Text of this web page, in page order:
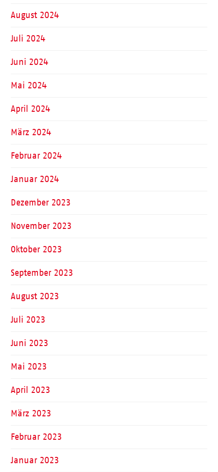
August 2024
Juli 2024
Juni 2024
Mai 2024
April 2024
März 2024
Februar 2024
Januar 2024
Dezember 2023
November 2023
Oktober 2023
September 2023
August 2023
Juli 2023
Juni 2023
Mai 2023
April 2023
März 2023
Februar 2023
Januar 2023